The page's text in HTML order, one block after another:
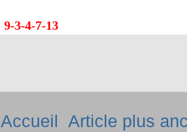
9-3-4-7-13
Article plus
Accueil